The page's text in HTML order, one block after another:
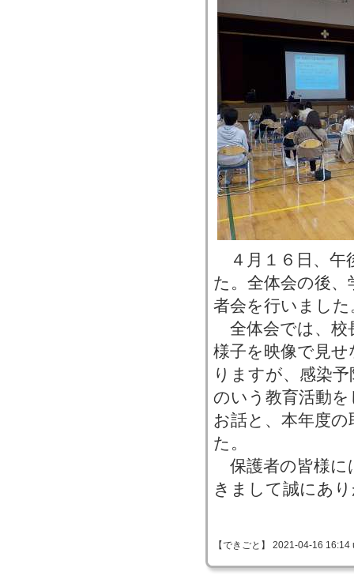
４月１６日、午
た。全体会の後
者会を行いました
全体会では、校
様子を映像で見
りますが、感染
のいう教育活動
お話と、本年度
た。
保護者の皆様に
きまして誠にあ
【できごと】 2021-04-16